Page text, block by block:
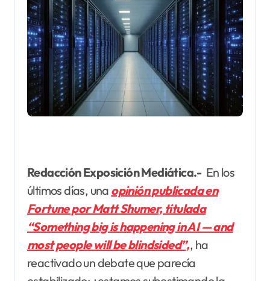
Redacción Exposición Mediática.-En los
últimos días, una opinión publicada en
Fortune por Matt Shumer, titulada
“Something big is happening in AI — and
most people will be blindsided”,, ha
reactivado un debate que parecía